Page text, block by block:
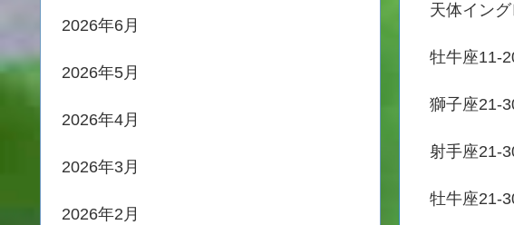
天体イング
牡牛座11-
獅子座21-
射手座21-
牡牛座21-
2026年6月
2026年5月
2026年4月
2026年3月
2026年2月